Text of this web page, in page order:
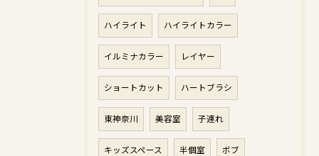
ハイライト ハイライトカラー
イルミナカラー レイヤー
ショートカット ハートブラシ
東神奈川 美容室 子連れ
キッズスペース 半個室 ボブ